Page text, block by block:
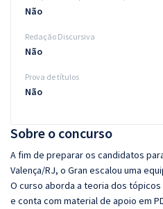
Sobre o concurso
A fim de preparar os candidatos
Valença/RJ, o Gran escalou uma
O curso aborda a teoria dos
e conta com material de apoio em
Não
Redação Discursiva
Não
Prova de títulos
Não